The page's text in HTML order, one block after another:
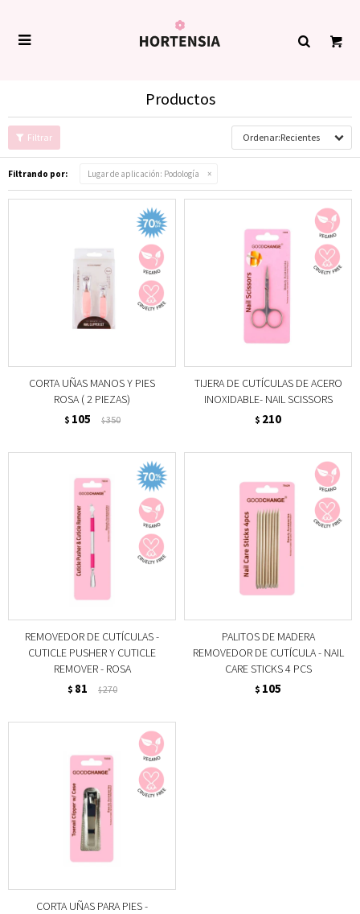

Productos
Recientes
Filtrando por: Lugar de aplicación: Podología
CORTA UÑAS MANOS Y PIES
ROSA ( 2 PIEZAS)
$ 105 $350
TIJERA DE CUTÍCULAS DE ACERO
INOXIDABLE- NAIL SCISSORS
$ 210
REMOVEDOR DE CUTÍCULAS -
CUTICLE PUSHER Y CUTICLE
REMOVER - ROSA
$ 81 $270
PALITOS DE MADERA
REMOVEDOR DE CUTÍCULA - NAIL
CARE STICKS 4 PCS
$ 105
CORTA UÑAS PARA PIES -